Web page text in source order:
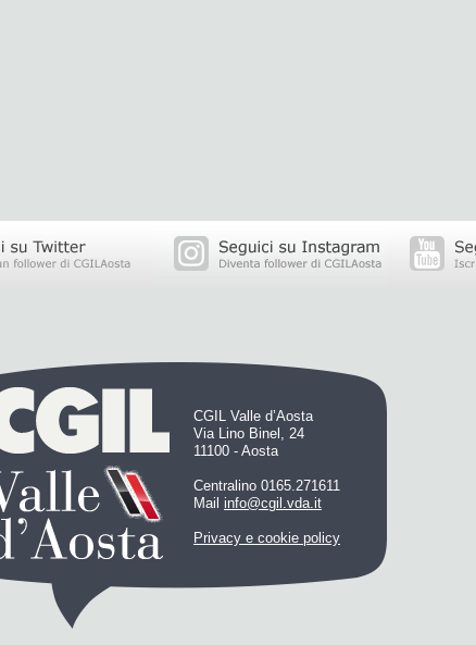
CGIL Valle d’Aosta
Via Lino Binel, 24
11100 - Aosta
Centralino 0165.271611
Mail info@cgil.vda.it
Privacy e cookie policy